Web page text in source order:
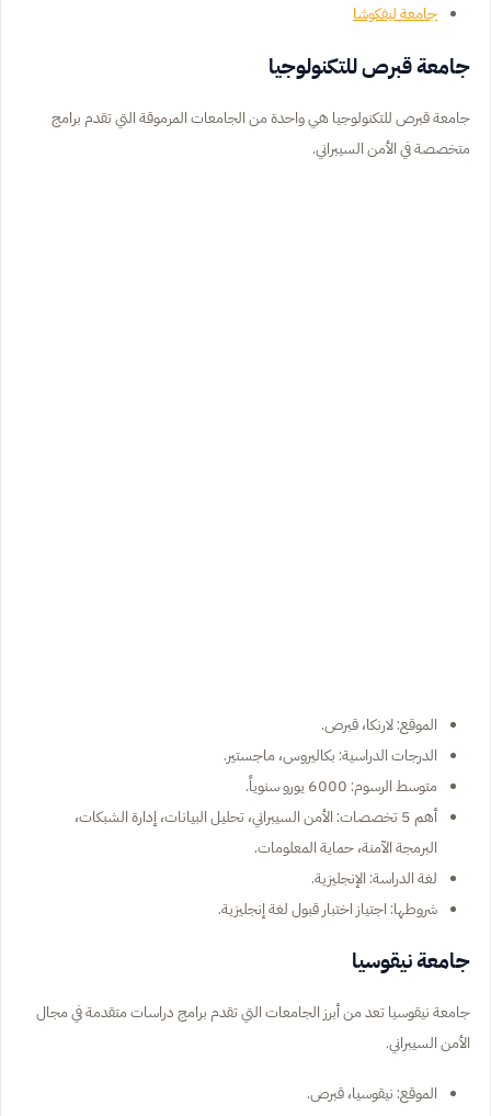
جامعة ليفكوشا
جامعة قبرص للتكنولوجيا
جامعة قبرص للتكنولوجيا هي واحدة من الجامعات المرموقة التي تقدم برامج
متخصصة في الأمن السيبراني.
الموقع: لارنكا، قبرص.
الدرجات الدراسية: بكاليروس، ماجستير.
متوسط الرسوم: 6000 يورو سنوياً.
أهم 5 تخصصات: الأمن السيبراني، تحليل البيانات، إدارة الشبكات،
البرمجة الآمنة، حماية المعلومات.
لغة الدراسة: الإنجليزية.
شروطها: اجتياز اختبار قبول لغة إنجليزية.
جامعة نيقوسيا
جامعة نيقوسيا تعد من أبرز الجامعات التي تقدم برامج دراسات متقدمة في مجال
الأمن السيبراني.
الموقع: نيقوسيا، قبرص.